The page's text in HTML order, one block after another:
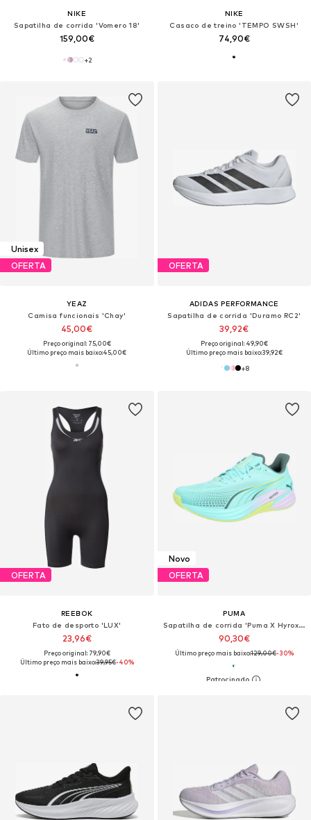
NIKE
Sapatilha de corrida 'Vomero 18'
159,00€
+2
NIKE
Casaco de treino 'TEMPO SWSH'
74,90€
Unisex
OFERTA
YEAZ
Camisa funcionais 'Chay'
45,00€
Preço original: 75,00€
Último preço mais baixo:45,00€
OFERTA
ADIDAS PERFORMANCE
Sapatilha de corrida 'Duramo RC2'
39,92€
Preço original: 49,90€
Último preço mais baixo:39,92€
+8
OFERTA
REEBOK
Fato de desporto 'LUX'
23,96€
Preço original: 79,90€
Último preço mais baixo:39,95€-40%
Novo
OFERTA
PUMA
Sapatilha de corrida 'Puma X Hyrox Activate Nitro™'
90,30€
Último preço mais baixo:129,00€-30%